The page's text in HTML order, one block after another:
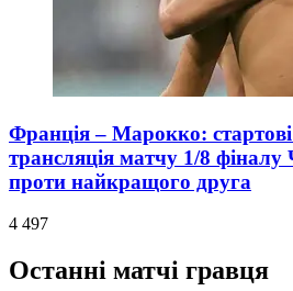
Франція – Марокко:
трансляція матчу 1/8
проти найкращого друга
4 497
Останні матчі гравця